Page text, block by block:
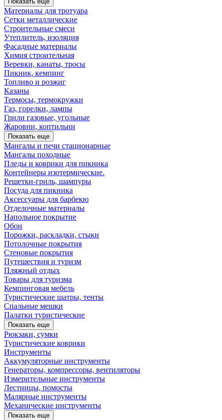
Материалы для тротуара
Сетки металлические
Строительные смеси
Утеплитель, изоляция
Фасадные материалы
Химия строительная
Веревки, канаты, тросы
Пикник, кемпинг
Топливо и розжиг
Казаны
Термосы, термокружки
Газ, горелки, лампы
Грили газовые, угольные
Жаровни, коптильни
Показать еще
Мангалы и печи стационарные
Мангалы походные
Пледы и коврики для пикника
Контейнеры изотермические.
Решетки-гриль, шампуры
Посуда для пикника
Аксессуары для барбекю
Отделочные материалы
Напольное покрытие
Обои
Порожки, раскладки, стыки
Потолочные покрытия
Стеновые покрытия
Путешествия и туризм
Пляжный отдых
Товары для туризма
Кемпинговая мебель
Туристические шатры, тенты
Спальные мешки
Палатки туристические
Показать еще
Рюкзаки, сумки
Туристические коврики
Инструменты
Аккумуляторные инструменты
Генераторы, компрессоры, вентиляторы
Измерительные инструменты
Лестницы, помосты
Малярные инструменты
Механические инструменты
Показать еще